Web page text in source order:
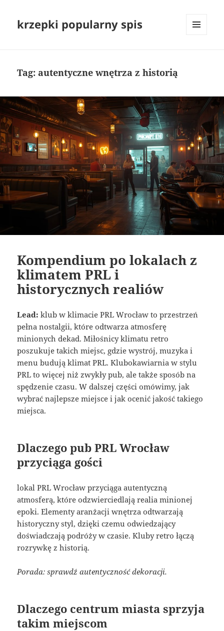
krzepki popularny spis
Tag: autentyczne wnętrza z historią
Kompendium po lokalach z
klimatem PRL i
historycznych realiów
Lead: klub w klimacie PRL Wrocław to przestrzeń
pełna nostalgii, które odtwarza atmosferę
minionych dekad. Miłośnicy klimatu retro
poszukuje takich miejsc, gdzie wystrój, muzyka i
menu budują klimat PRL. Klubokawiarnia w stylu
PRL to więcej niż zwykły pub, ale także sposób na
spędzenie czasu. W dalszej części omówimy, jak
wybrać najlepsze miejsce i jak ocenić jakość takiego
miejsca.
Dlaczego pub PRL Wrocław
przyciąga gości
lokal PRL Wrocław przyciąga autentyczną
atmosferą, które odzwierciedlają realia minionej
epoki. Elementy aranżacji wnętrza odtwarzają
historyczny styl, dzięki czemu odwiedzający
doświadczają podróży w czasie. Kluby retro łączą
rozrywkę z historią.
Porada: sprawdź autentyczność dekoracji.
Dlaczego centrum miasta sprzyja
takim miejscom